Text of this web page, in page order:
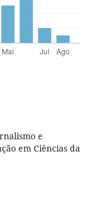
e
em Ciências da